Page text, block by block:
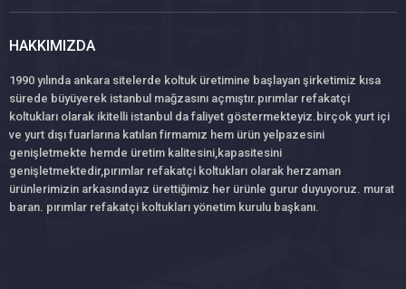
HAKKIMIZDA
1990 yılında ankara sitelerde koltuk üretimine başlayan şirketimiz kısa
sürede büyüyerek istanbul mağzasını açmıştır.pırımlar refakatçi
koltukları olarak ikitelli istanbul da faliyet göstermekteyiz.birçok yurt içi
ve yurt dışı fuarlarına katılan firmamız hem ürün yelpazesini
genişletmekte hemde üretim kalitesini,kapasitesini
genişletmektedir,pırımlar refakatçi koltukları olarak herzaman
ürünlerimizin arkasındayız ürettiğimiz her ürünle gurur duyuyoruz. murat
baran. pırımlar refakatçi koltukları yönetim kurulu başkanı.